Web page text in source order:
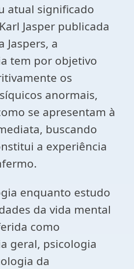
atual significado
Jasper publicada
Jaspers, a
tem por objetivo
os
anormais,
se apresentam à
buscando
a experiência
enquanto estudo
da vida mental
como
geral, psicologia
da